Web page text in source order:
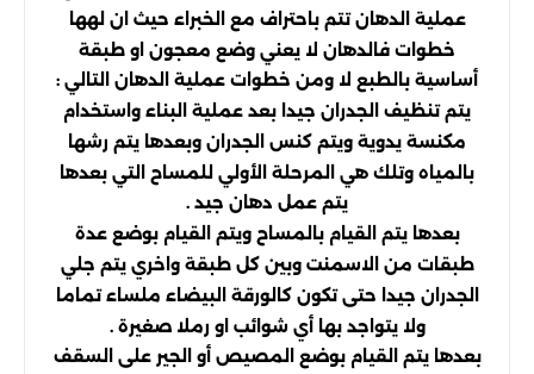
عملية الدهان تتم باحتراف مع الخبراء حيث ان لهها
خطوات فالدهان لا يعني وضع معجون او طبقة
أساسية بالطبع لا ومن خطوات عملية الدهان التالي :
يتم تنظيف الجدران جيدا بعد عملية البناء واستخدام
مكنسة يدوية ويتم كنس الجدران وبعدها يتم رشها
بالمياه وتلك هي المرحلة الأولي للمساح التي بعدها
يتم عمل دهان جيد .
بعدها يتم القيام بالمساح ويتم القيام بوضع عدة
طبقات من الاسمنت وبين كل طبقة واخري يتم جلي
الجدران جيدا حتى تكون كالورقة البيضاء ملساء تماما
ولا يتواجد بها أي شوائب او رملا صغيرة .
بعدها يتم القيام بوضع المصيص أو الجير على السقف